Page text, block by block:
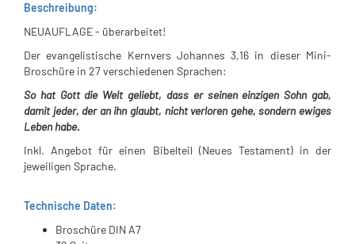
Beschreibung:
NEUAUFLAGE - überarbeitet!
Der evangelistische Kernvers Johannes 3,16 in dieser Mini-
Broschüre in 27 verschiedenen Sprachen:
So hat Gott die Welt geliebt, dass er seinen einzigen Sohn gab,
damit jeder, der an ihn glaubt, nicht verloren gehe, sondern ewiges
Leben habe.
Inkl. Angebot für einen Bibelteil (Neues Testament) in der
jeweiligen Sprache.
Technische Daten:
Broschüre DIN A7